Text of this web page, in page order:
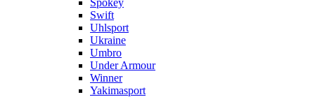
Spokey
Swift
Uhlsport
Ukraine
Umbro
Under Armour
Winner
Yakimasport